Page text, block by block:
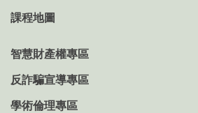
課程地圖
智慧財產權專區
反詐騙宣導專區
學術倫理專區